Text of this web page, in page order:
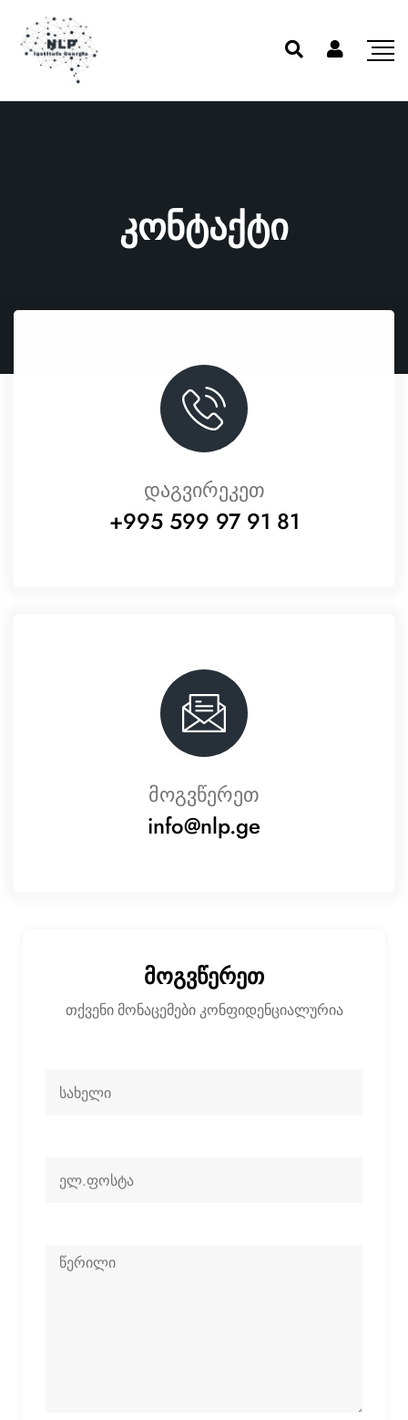
კონტაქტი
დაგვირეკეთ
+995 599 97 91 81
მოგვწერეთ
info@nlp.ge
მოგვწერეთ
თქვენი მონაცემები კონფიდენციალურია